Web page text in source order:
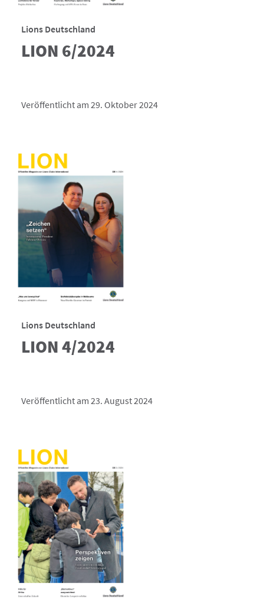
Lions Deutschland
LION 6/2024
Veröffentlicht am 29. Oktober 2024
Lions Deutschland
LION 4/2024
Veröffentlicht am 23. August 2024